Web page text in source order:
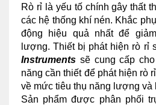
Rò rỉ là yếu tố chính gây thất
các hệ thống khí nén. Khắc
động hiệu quả nhất để
lượng. Thiết bị phát hiện rò rỉ
Instruments sẽ cung cấp
năng cần thiết để phát hiện rò
về mức tiêu thụ năng lượng và
Sản phẩm được phân phối